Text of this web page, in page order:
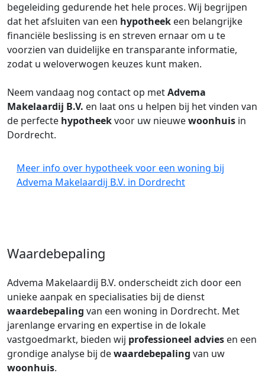
begeleiding gedurende het hele proces. Wij begrijpen
dat het afsluiten van een hypotheek een belangrijke
financiële beslissing is en streven ernaar om u te
voorzien van duidelijke en transparante informatie,
zodat u weloverwogen keuzes kunt maken.
Neem vandaag nog contact op metAdvema
Makelaardij B.V. en laat ons u helpen bij het vinden van
de perfecte hypotheekvoor uw nieuwewoonhuis in
Dordrecht.
Meer info over hypotheek voor een woning bij
Advema Makelaardij B.V. in Dordrecht
Waardebepaling
Advema Makelaardij B.V. onderscheidt zich door een
unieke aanpak en specialisaties bij de dienst
waardebepaling van een woning in Dordrecht. Met
jarenlange ervaring en expertise in de lokale
vastgoedmarkt, bieden wij professioneel advies en een
grondige analyse bij dewaardebepaling van uw
woonhuis.